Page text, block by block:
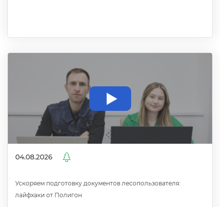
04.08.2026
Ускоряем подготовку документов лесопользователя:
лайфхаки от Полигон